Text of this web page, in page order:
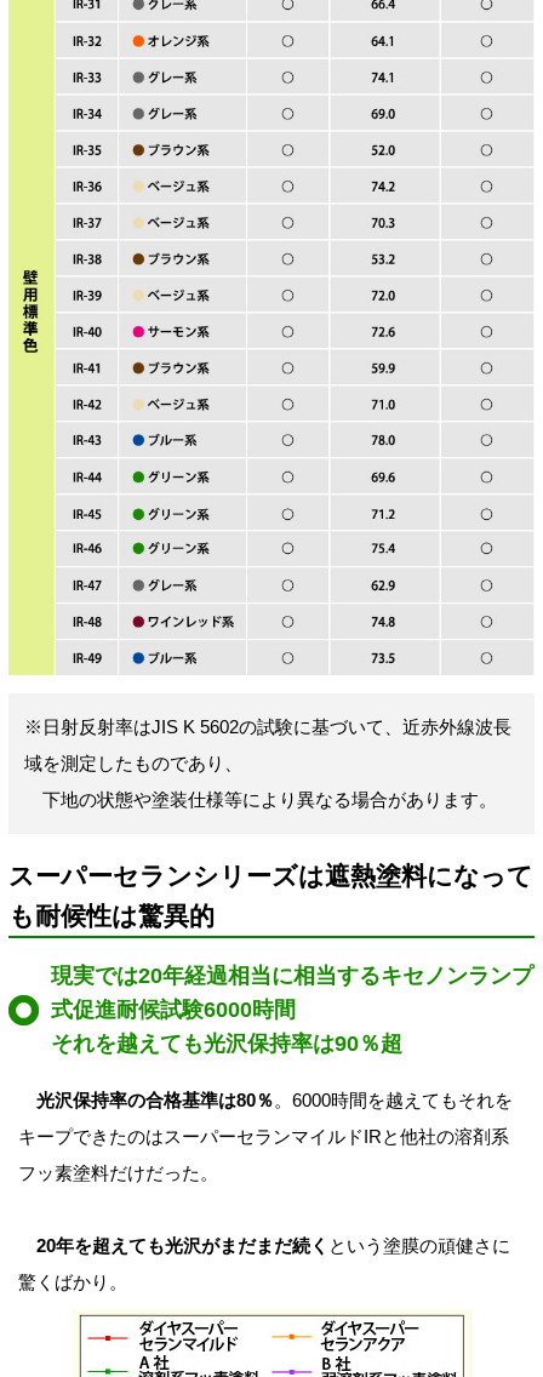
※日射反射率はJIS K 5602の試験に基づいて、近赤外線波長
域を測定したものであり、
下地の状態や塗装仕様等により異なる場合があります。
スーパーセランシリーズは遮熱塗料になって
も耐候性は驚異的
現実では20年経過相当に相当するキセノンランプ
式促進耐候試験6000時間
それを越えても光沢保持率は90％超
光沢保持率の合格基準は80％。6000時間を越えてもそれを
キープできたのはスーパーセランマイルドIRと他社の溶剤系
フッ素塗料だけだった。
20年を超えても光沢がまだまだ続く という塗膜の頑健さに
驚くばかり。